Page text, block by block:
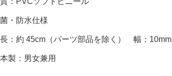
・防水仕様
：約 45cm（パーツ部品を除く） 幅：10mm
製：男女兼用